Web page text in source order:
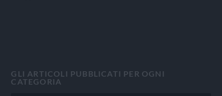
GLI ARTICOLI PUBBLICATI PER OGNI
CATEGORIA